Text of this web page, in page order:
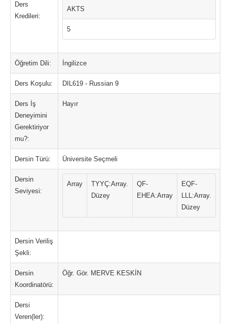
Ders
Kredileri:
AKTS
5
Öğretim Dili: İngilizce
Ders Koşulu: DIL619 - Russian 9
Ders İş
Deneyimini
Gerektiriyor
mu?:
Hayır
Dersin Türü: Üniversite Seçmeli
Dersin
Seviyesi:
Array
TYYÇ:Array.
Düzey
QF-
EHEA:Array
EQF-
LLL:Array.
Düzey
Dersin Veriliş
Şekli:
Dersin
Koordinatörü:
Öğr. Gör. MERVE KESKİN
Dersi
Veren(ler):